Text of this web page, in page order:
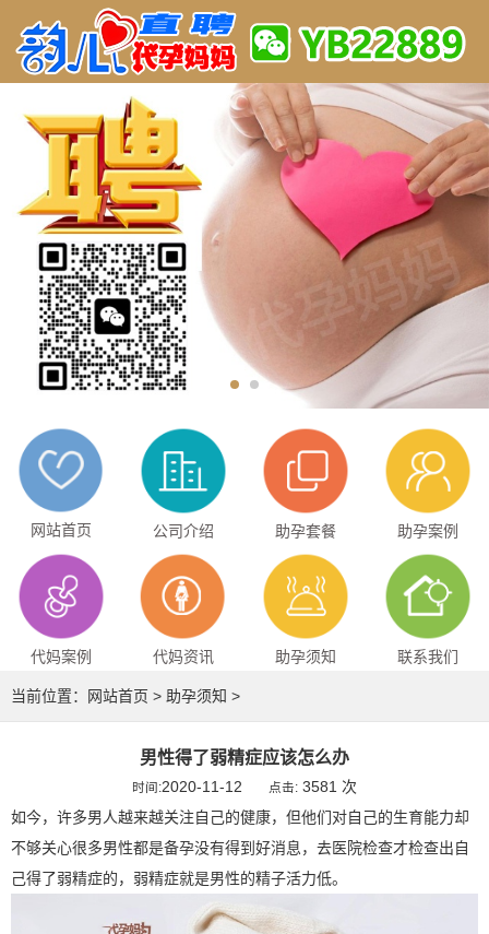
网站首页 公司介绍 助孕套餐 助孕案例
代妈案例 代妈资讯 助孕须知 联系我们
当前位置： 网站首页 > 助孕须知 >
男性得了弱精症应该怎么办
时间:2020-11-12 点击: 3581 次
如今，许多男人越来越关注自己的健康，但他们对自己的生育能力却
不够关心很多男性都是备孕没有得到好消息，去医院检查才检查出自
己得了弱精症的，弱精症就是男性的精子活力低。